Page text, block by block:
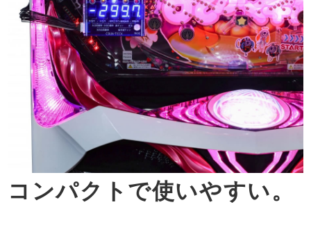
コンパクトで使いやすい。